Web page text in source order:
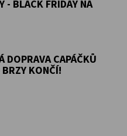
- BLACK FRIDAY NA
DOPRAVA CAPÁČKŮ
KONČÍ!